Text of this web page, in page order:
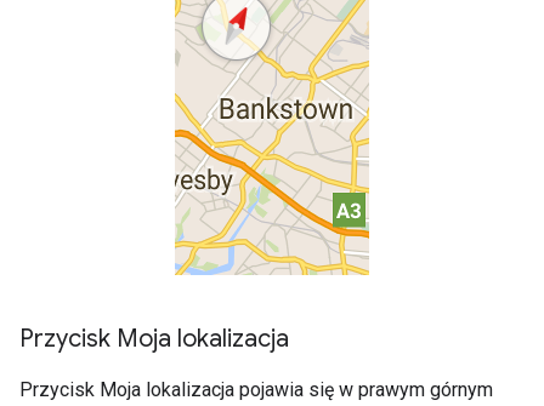
Przycisk Moja lokalizacja
Przycisk Moja lokalizacja pojawia się w prawym górnym